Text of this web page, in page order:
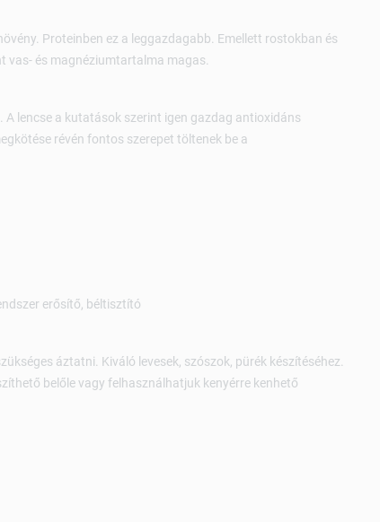
Proteinben ez a leggazdagabb. Emellett rostokban és
vas- és magnéziumtartalma magas.
lencse a kutatások szerint igen gazdag antioxidáns
révén fontos szerepet töltenek be a
erősítő, béltisztító
áztatni. Kiváló levesek, szószok, pürék készítéséhez.
belőle vagy felhasználhatjuk kenyérre kenhető